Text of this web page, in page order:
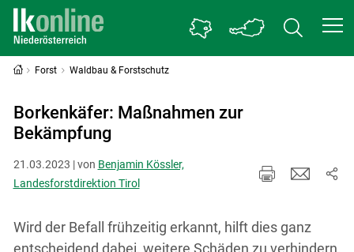
Forst Waldbau & Forstschutz
Borkenkäfer: Maßnahmen zur
Bekämpfung
21.03.2023 | von Benjamin Kössler,
Landesforstdirektion Tirol
Wird der Befall frühzeitig erkannt, hilft dies ganz
entscheidend dabei, weitere Schäden zu verhindern.